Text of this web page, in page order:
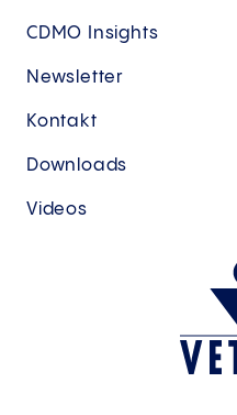
CDMO Insights
Newsletter
Kontakt
Downloads
Videos